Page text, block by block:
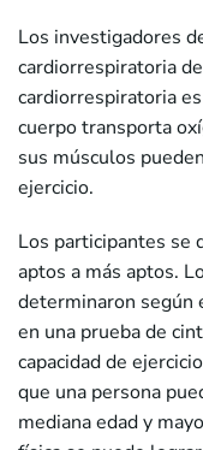
Los investigadores
cardiorrespiratoria
cardiorrespiratoria
cuerpo transporta
sus músculos
ejercicio.
Los participantes se
aptos a más aptos.
determinaron según
en una prueba de
capacidad de
que una persona
mediana edad y